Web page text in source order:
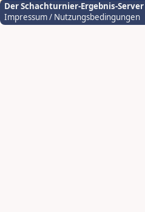
Der Schachturnier-Ergebnis-Server
Impressum / Nutzungsbedingungen